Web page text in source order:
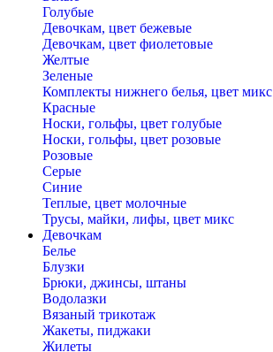
Голубые
Девочкам, цвет бежевые
Девочкам, цвет фиолетовые
Желтые
Зеленые
Комплекты нижнего белья, цвет микс
Красные
Носки, гольфы, цвет голубые
Носки, гольфы, цвет розовые
Розовые
Серые
Синие
Теплые, цвет молочные
Трусы, майки, лифы, цвет микс
Девочкам
Белье
Блузки
Брюки, джинсы, штаны
Водолазки
Вязаный трикотаж
Жакеты, пиджаки
Жилеты